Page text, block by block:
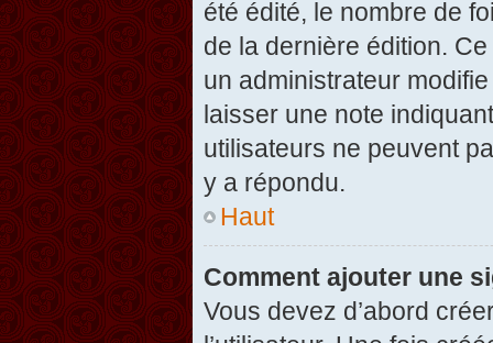
été édité, le nombre de
de la dernière édition.
un administrateur
laisser une note
utilisateurs ne peuvent
y a répondu.
Haut
Comment ajouter une
Vous devez d’abord